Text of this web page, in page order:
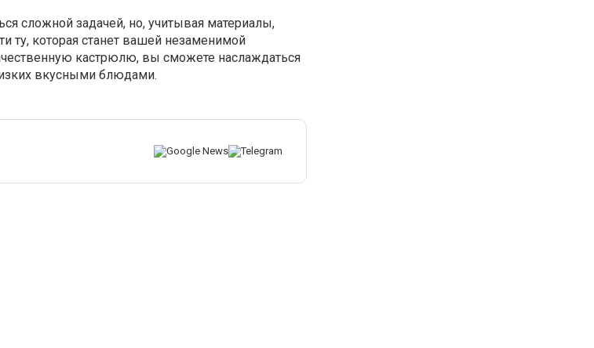
сложной задачей, но, учитывая материалы,
ту, которая станет вашей незаменимой
кастрюлю, вы сможете наслаждаться
вкусными блюдами.